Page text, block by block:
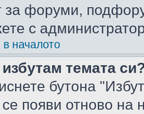
за форуми,
с
началото
темата
бутона
появи отново на